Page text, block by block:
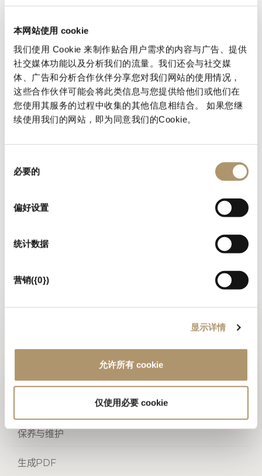
本网站使用 cookie
我们使用 Cookie 来制作贴合用户需求的内容与广告、提供
社交媒体功能以及分析我们的流量。我们还会与社交媒
体、广告和分析合作伙伴分享您对我们网站的使用情况，
这些合作伙伴可能会将此类信息与您提供给他们或他们在
您使用其服务的过程中收集的其他信息相结合。 如果您继
续使用我们的网站，即为同意我们的Cookie。
必要的
偏好设置
统计数据
营销({0})
显示详情
允许所有 cookie
仅使用必要 cookie
磨削工艺制成，饰面可选：缎光镀镍、亮光渐变棕、黑玫瑰金、亮
镀铬、亮光镀黑铬、哑光缎面青铜。凹槽内侧带可调光led灯，通过
碰触开关控制。内侧漆饰青铜色，抽屉底板采用
p.3Miami/SoftLeather/Suede皮料覆面。台面可选木质或10cm盒
状大理石：Bianco Carrara大理石、Imperial Brown大理石、
Dover White大理石、Panda White大理石、Corteccia大理石、
PortSaint Laurent大理石、Rosso Levanto大理石、Bardiglio
大理石、Emperador Dark大理石、Silver Wave大理石、
Fusion Light大理石、Patagonia大理石、Explosion Blu大理石、
为了拥有多样化组合特性，系统提供抽屉内部3种不同的配置：
一个大抽屉搭配可移除式托盘；
此外另可选购添加台面后方大理石立板，高50cm，带碰触开关控制
2D
保养与维护
生成PDF